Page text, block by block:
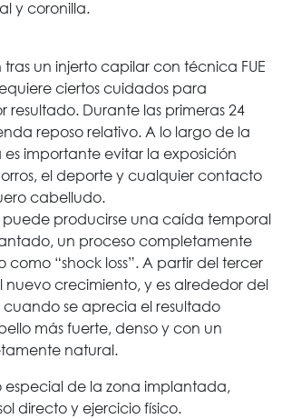
y coronilla.
un injerto capilar con técnica FUE
ciertos cuidados para
resultado. Durante las primeras 24
reposo relativo. A lo largo de la
importante evitar la exposición
el deporte y cualquier contacto
cabelludo.
puede producirse una caída temporal
un proceso completamente
“shock loss”. A partir del tercer
nuevo crecimiento, y es alrededor del
se aprecia el resultado
más fuerte, denso y con un
natural.
especial de la zona implantada,
directo y ejercicio físico.